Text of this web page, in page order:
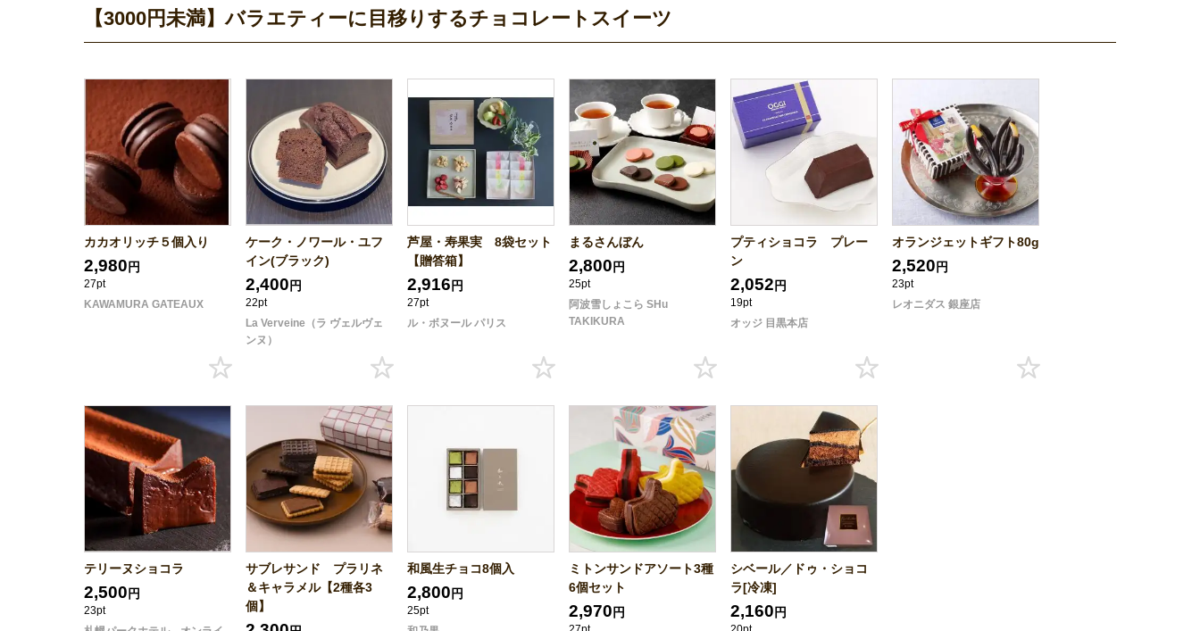
【3000円未満】バラエティーに目移りするチョコレートスイーツ
カカオリッチ５個入り
2,980 円
27pt
KAWAMURA GATEAUX
ケーク・ノワール・ユフ
イン(ブラック)
2,400 円
22pt
La Verveine（ラ ヴェルヴェ
ンヌ）
芦屋・寿果実 8袋セット
【贈答箱】
2,916 円
27pt
ル・ボヌール パリス
まるさんぼん
2,800 円
25pt
阿波雪しょこら SHu
TAKIKURA
プティショコラ プレー
ン
2,052 円
19pt
オッジ 目黒本店
オランジェットギフト80g
2,520 円
23pt
レオニダス 銀座店
テリーヌショコラ
2,500 円
23pt
サブレサンド プラリネ
＆キャラメル【2種各3
個】
和風生チョコ8個入
2,800 円
25pt
ミトンサンドアソート3種
6個セット
2,970 円
シベール／ドゥ・ショコ
ラ[冷凍]
2,160 円